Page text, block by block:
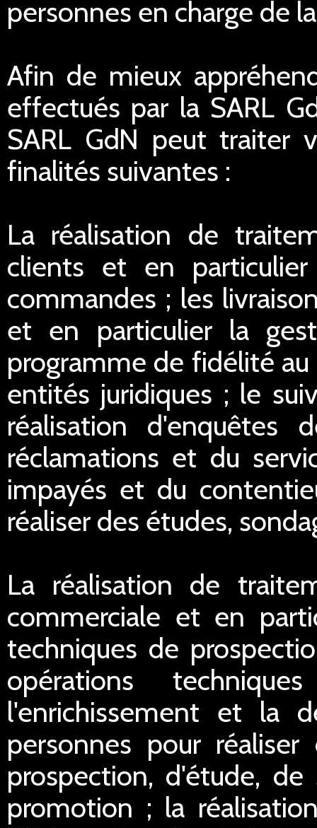
personnes en charge de
Afin de mieux
effectués par la SARL
SARL GdN peut traiter
finalités suivantes :
La réalisation de
clients et en
commandes ; les
et en particulier la
programme de fidélité
entités juridiques ; le
réalisation d'enquêtes
réclamations et du
impayés et du
réaliser des études,
La réalisation de
commerciale et en
techniques de
opérations
l'enrichissement et la
personnes pour
prospection, d'étude,
promotion ; la